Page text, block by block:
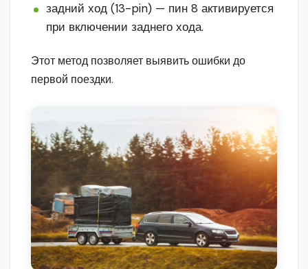
задний ход (13-pin) — пин 8 активируется
при включении заднего хода.
Этот метод позволяет выявить ошибки до
первой поездки.